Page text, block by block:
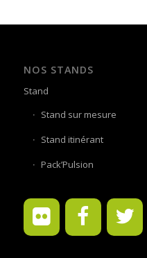
NOS STANDS
Stand
Stand sur mesure
Stand itinérant
Pack’Pulsion